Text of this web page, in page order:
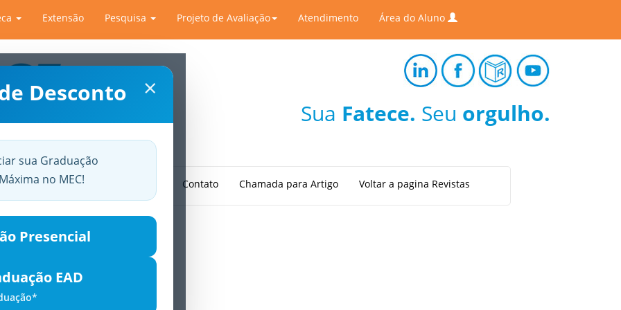
Extensão Pesquisa Projeto de Avaliação Atendimento Área do Aluno
×
Desconto
sua Graduação
no MEC!
Presencial
EAD
Sua Fatece. Seu orgulho.
Normas de Publicação Contato Chamada para Artigo Voltar a pagina Revistas